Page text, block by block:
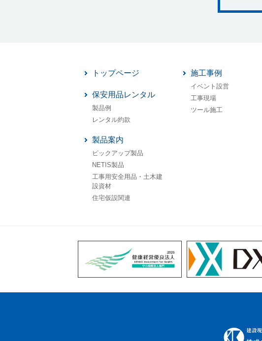
トップページ
保安用品レンタル
製品例
レンタル約款
製品案内
ピックアップ製品
NETIS製品
工事用安全用品・土木建
設資材
住宅仮設関連
施工事例
イベント設営
工事現場
ツール施工